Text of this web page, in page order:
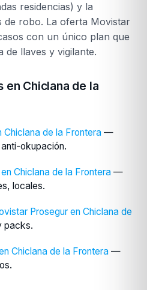
residencias) y la
de robo. La oferta Movistar
con un único plan que
de llaves y vigilante.
Chiclana de la
Chiclana de la Frontera —
okupación.
Chiclana de la Frontera —
locales.
Prosegur en Chiclana de
packs.
Chiclana de la Frontera —